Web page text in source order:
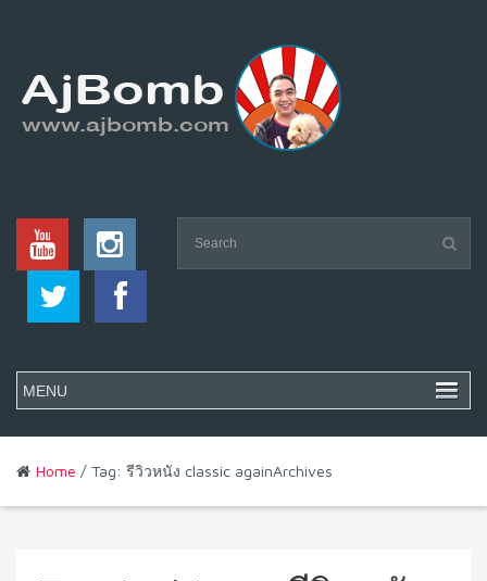
Home / Tag: รีวิวหนัง classic againArchives